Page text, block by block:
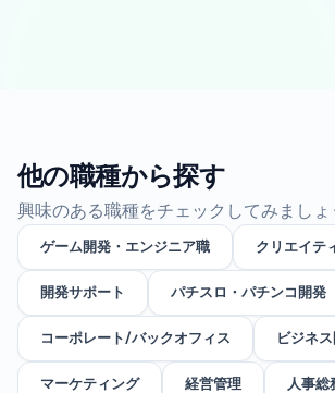
他の職種から探す
興味のある職種をチェックしてみましょ
ゲーム開発・エンジニア職 クリエイテ
開発サポート パチスロ・パチンコ開発
コーポレート/バックオフィス ビジネ
マーケティング 経営管理 人事総